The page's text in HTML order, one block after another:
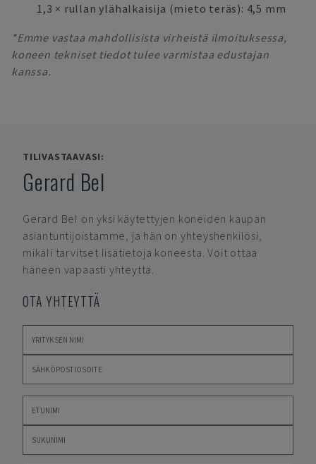
1,3 × rullan ylähalkaisija (mieto teräs): 4,5 mm
*Emme vastaa mahdollisista virheistä ilmoituksessa,
koneen tekniset tiedot tulee varmistaa edustajan
kanssa.
TILIVASTAAVASI:
Gerard Bel
Gerard Bel on yksi käytettyjen koneiden kaupan
asiantuntijoistamme, ja hän on yhteyshenkilösi,
mikäli tarvitset lisätietoja koneesta. Voit ottaa
häneen vapaasti yhteyttä.
OTA YHTEYTTÄ